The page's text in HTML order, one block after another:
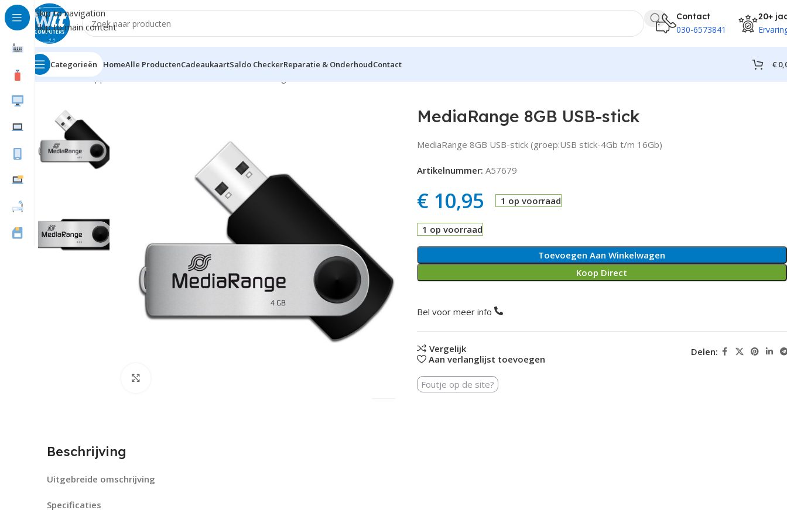
Skip to navigation
Skip to main content
Contact
030-6573841
20+
Categorieën HomeAlle ProductenCadeaukaartSaldo CheckerReparatie & OnderhoudContact €
Home Randapparatuur
MediaRange 8GB USB-stick
MediaRange 8GB USB-stick (groep:USB stick-4Gb t/m 16Gb)
Artikelnummer: A57679
€10,95 1 op voorraad
1 op voorraad
Toevoegen Aan Winkelwagen
Koop Direct
Bel voor meer info
Vergelijk
Aan verlanglijst toevoegen
Delen:
Foutje op de site?
Beschrijving
Uitgebreide omschrijving
Specificaties